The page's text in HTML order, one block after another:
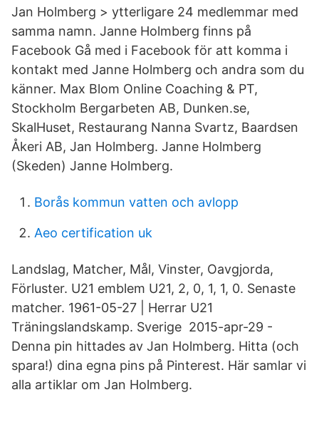
Jan Holmberg > ytterligare 24 medlemmar med
samma namn. Janne Holmberg finns på
Facebook Gå med i Facebook för att komma i
kontakt med Janne Holmberg och andra som du
känner. Max Blom Online Coaching & PT,
Stockholm Bergarbeten AB, Dunken.se,
SkalHuset, Restaurang Nanna Svartz, Baardsen
Åkeri AB, Jan Holmberg. Janne Holmberg
(Skeden) Janne Holmberg.
Borås kommun vatten och avlopp
Aeo certification uk
Landslag, Matcher, Mål, Vinster, Oavgjorda,
Förluster. U21 emblem U21, 2, 0, 1, 1, 0. Senaste
matcher. 1961-05-27 | Herrar U21
Träningslandskamp. Sverige 2015-apr-29 -
Denna pin hittades av Jan Holmberg. Hitta (och
spara!) dina egna pins på Pinterest. Här samlar vi
alla artiklar om Jan Holmberg.